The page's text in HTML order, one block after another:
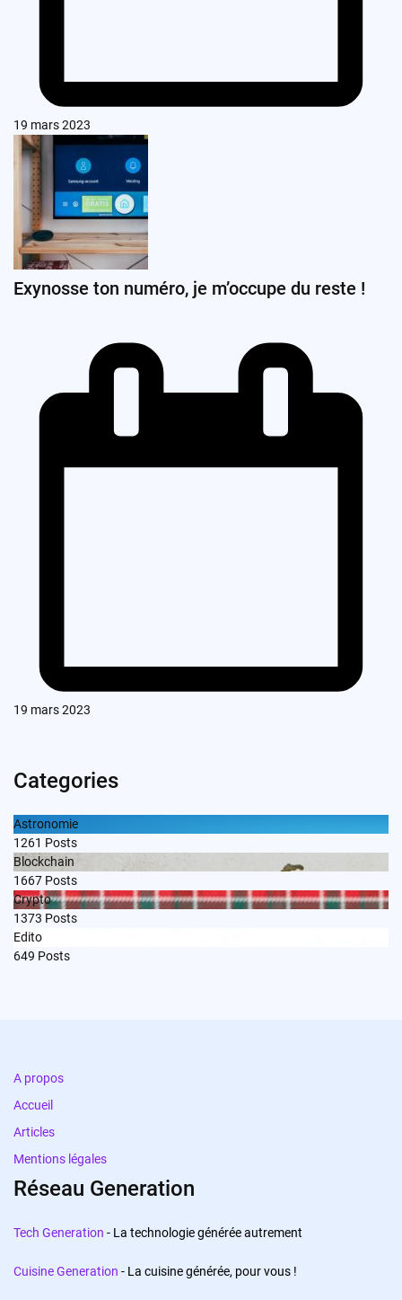
19 mars 2023
Exynosse ton numéro, je m’occupe du reste !
19 mars 2023
Categories
Astronomie
1261 Posts
Blockchain
1667 Posts
Crypto
1373 Posts
Edito
649 Posts
A propos
Accueil
Articles
Mentions légales
Réseau Generation
Tech Generation - La technologie générée autrement
Cuisine Generation - La cuisine générée, pour vous !